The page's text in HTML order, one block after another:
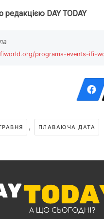
редакцією DAY TODAY
programs-events-ifi-
, ПЛАВАЮЧА ДАТА